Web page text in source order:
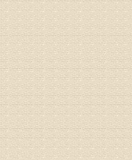
专家回
何？
理疗、
由于我
姓名
病情描
梁断裂
专家回
孙主任